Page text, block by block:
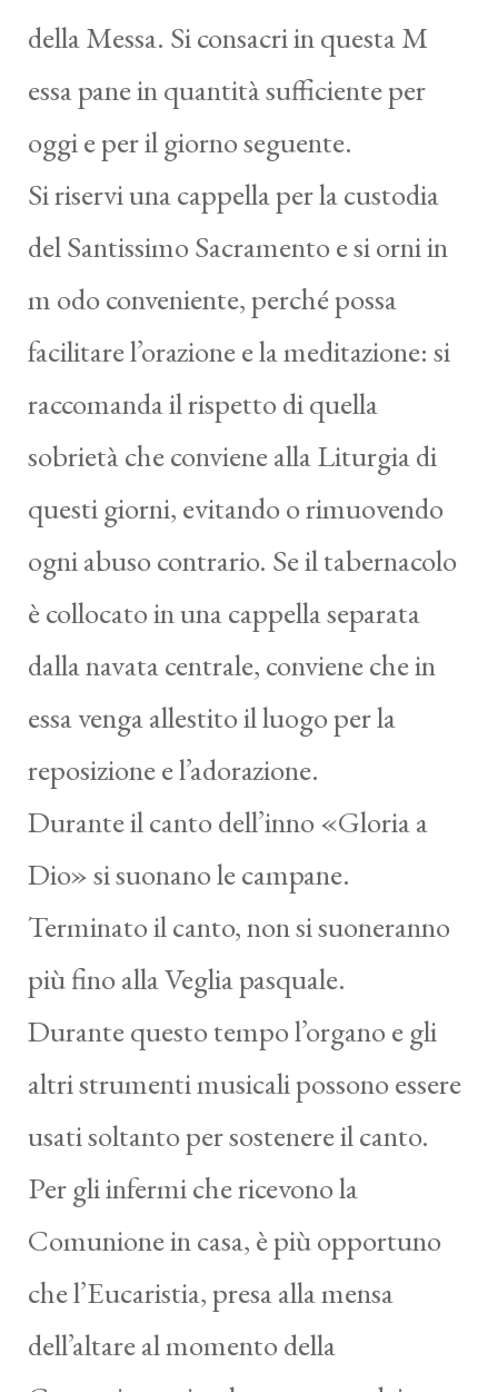
della Messa. Si consacri in questa M
essa pane in quantità sufficiente per
oggi e per il giorno seguente.
Si riservi una cappella per la custodia
del Santissimo Sacramento e si orni in
m odo conveniente, perché possa
facilitare l’orazione e la meditazione: si
raccomanda il rispetto di quella
sobrietà che conviene alla Liturgia di
questi giorni, evitando o rimuovendo
ogni abuso contrario. Se il tabernacolo
è collocato in una cappella separata
dalla navata centrale, conviene che in
essa venga allestito il luogo per la
reposizione e l’adorazione.
Durante il canto dell’inno «Gloria a
Dio» si suonano le campane.
Terminato il canto, non si suoneranno
più fino alla Veglia pasquale.
Durante questo tempo l’organo e gli
altri strumenti musicali possono essere
usati soltanto per sostenere il canto.
Per gli infermi che ricevono la
Comunione in casa, è più opportuno
che l’Eucaristia, presa alla mensa
dell’altare al momento della